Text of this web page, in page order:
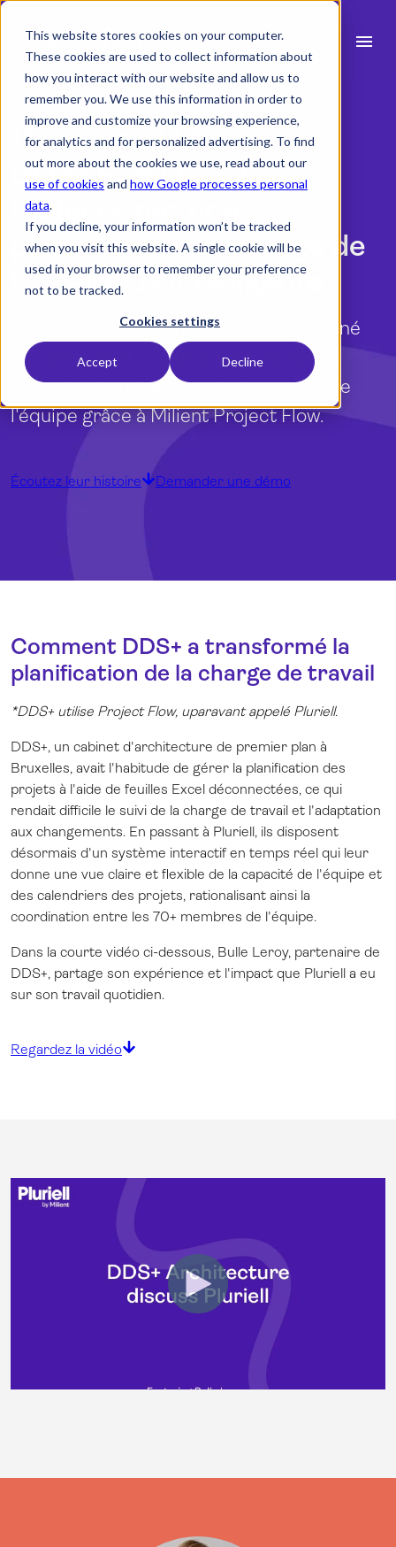
This website stores cookies on your computer.
These cookies are used to collect information about
how you interact with our website and allow us to
remember you. We use this information in order to
improve and customize your browsing experience,
for analytics and for personalized advertising. To find
out more about the cookies we use, read about our
use of cookies and how Google processes personal
data.
If you decline, your information won’t be tracked
when you visit this website. A single cookie will be
used in your browser to remember your preference
not to be tracked.
Cookies settings
Accept Decline
menu
Fonctionnalités
Secteurs
Ressources expand_more
Intégrations
search
English (UK)
Nederlands
Démo
Témoignages | DDS+
DDS+ Remplace les
tableurs par une
planification de charge de
travail plus intelligente
Découvrez comment DDS+ a abandonné
les tableurs et a obtenu un contrôle en
temps réel sur les charges de travail de
l'équipe grâce à Milient Project Flow.
Écoutez leur histoire Demander une démo
Comment DDS+ a transformé la
planification de la charge de travail
*DDS+ utilise Project Flow, uparavant appelé Pluriell.
DDS+, un cabinet d'architecture de premier plan à
Bruxelles, avait l'habitude de gérer la planification des
projets à l'aide de feuilles Excel déconnectées, ce qui
rendait difficile le suivi de la charge de travail et l'adaptation
aux changements. En passant à Pluriell, ils disposent
désormais d'un système interactif en temps réel qui leur
donne une vue claire et flexible de la capacité de l'équipe et
des calendriers des projets, rationalisant ainsi la
coordination entre les 70+ membres de l'équipe.
Dans la courte vidéo ci-dessous, Bulle Leroy, partenaire de
DDS+, partage son expérience et l'impact que Pluriell a eu
sur son travail quotidien.
Regardez la vidéo